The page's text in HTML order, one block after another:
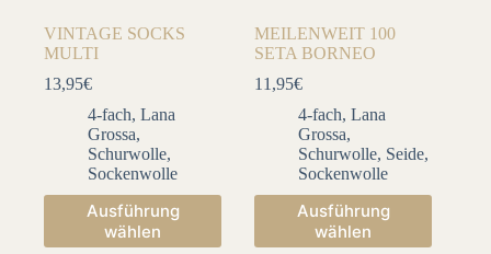
VINTAGE SOCKS
MULTI
13,95€
4-fach, Lana
Grossa,
Schurwolle,
Sockenwolle
Ausführung
wählen
Dieses
Produkt
weist
MEILENWEIT 100
SETA BORNEO
11,95€
4-fach,Lana
Grossa,
Schurwolle, Seide,
Sockenwolle
Ausführung
wählen
Dieses
Produkt
weist